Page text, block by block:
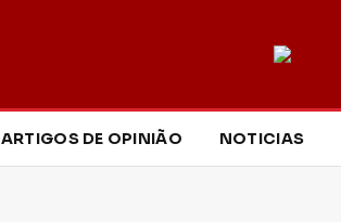
ARTIGOS DE OPINIÃO NOTICIAS